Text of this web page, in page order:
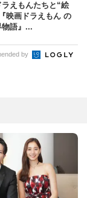
えもんたちと“絵
映画ドラえもん の
語』...
by